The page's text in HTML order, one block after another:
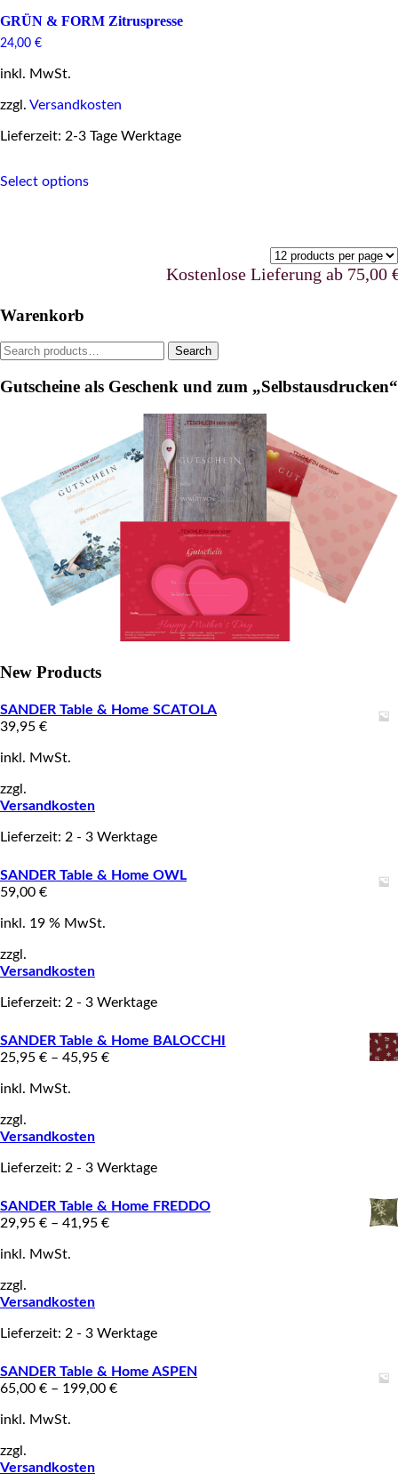
GRÜN & FORM Zitruspresse
24,00 €
inkl. MwSt.
zzgl. Versandkosten
Lieferzeit: 2-3 Tage Werktage
Select optionsproduct
the
page
Kostenlose Lieferung ab 75,00
Warenkorb
Search
Search
Gutscheine als Geschenk und zum „Selbstausdrucken“
New Products
SANDER Table & Home SCATOLA
39,95 €
inkl. MwSt.
zzgl.
Versandkosten
Lieferzeit: 2 - 3 Werktage
SANDER Table & Home OWL
59,00 €
inkl. 19 % MwSt.
zzgl.
Versandkosten
Lieferzeit: 2 - 3 Werktage
SANDER Table & Home BALOCCHI
25,95 € – 45,95 €
inkl. MwSt.
zzgl.
Versandkosten
Lieferzeit: 2 - 3 Werktage
SANDER Table & Home FREDDO
29,95 € – 41,95 €
inkl. MwSt.
zzgl.
Versandkosten
Lieferzeit: 2 - 3 Werktage
SANDER Table & Home ASPEN
65,00 € – 199,00 €
inkl. MwSt.
zzgl.
Versandkosten